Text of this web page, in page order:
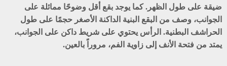
ضيقة على طول الظهر. كما يوجد بقع أقل وضوحًا ممائلة على
الجوانب، وصف من البقع البنية الداكنة الأصغر حجمًا على طول
الحراشف البطنية. الرأس يحتوي على شريط داكن على الجوانب،
يمتد من فتحة الأنف إلى زاوية الفم، مروراً بالعين.